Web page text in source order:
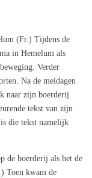
(Fr.) Tijdens de
in Hemelum als
Verder
Na de meidagen
naar zijn boerderij
tekst van zijn
die tekst namelijk
de boerderij als het de
Toen kwam de